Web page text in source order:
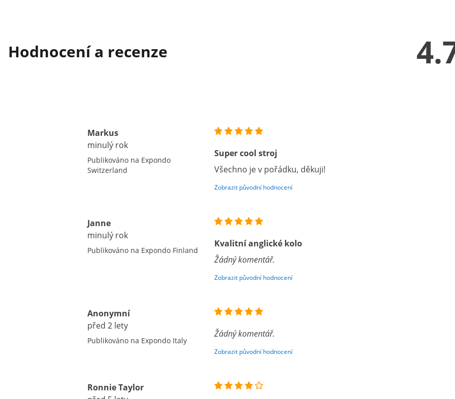
Hodnocení a recenze
Markus
minulý rok
Publikováno na Expondo
Switzerland
Super cool stroj
Všechno je v pořádku, děkuji!
Zobrazit původní hodnocení
Janne
minulý rok
Publikováno na Expondo Finland
Kvalitní anglické kolo
Žádný komentář.
Zobrazit původní hodnocení
Anonymní
před 2 lety
Publikováno na Expondo Italy
Žádný komentář.
Zobrazit původní hodnocení
Ronnie Taylor